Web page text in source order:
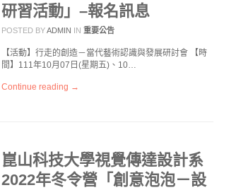
研習活動」–報名訊息
POSTED BYADMIN IN 重要公告
【活動】行走的創造－當代藝術認識與發展研討會 【時
間】111年10月07日(星期五)、10…
Continue reading →
崑山科技大學視覺傳達設計系
2022年冬令營「創意泡泡－設